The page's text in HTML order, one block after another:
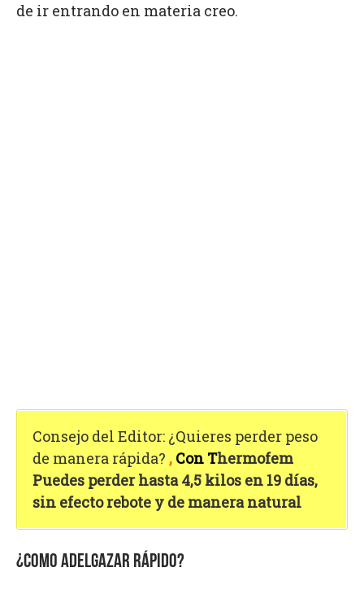
de ir entrando en materia creo.
Consejo del Editor: ¿Quieres perder peso
de manera rápida? , Con Thermofem
Puedes perder hasta 4,5 kilos en 19 días,
sin efecto rebote y de manera natural
¿COMO ADELGAZAR RÁPIDO?